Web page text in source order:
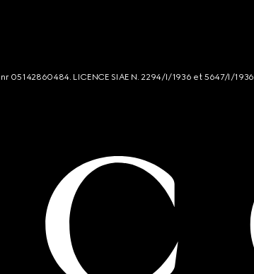
05142860484. LICENCE SIAE N. 2294/I/1936 et 5647/I/1936